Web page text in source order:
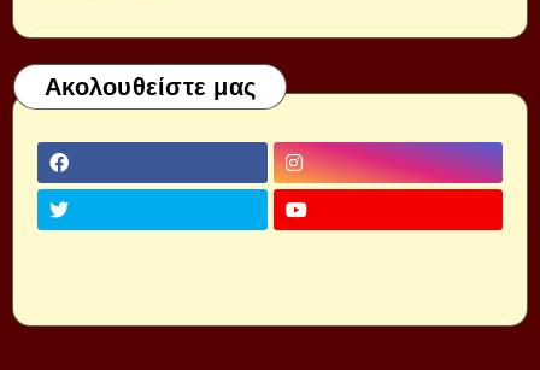
Ακολουθείστε μας